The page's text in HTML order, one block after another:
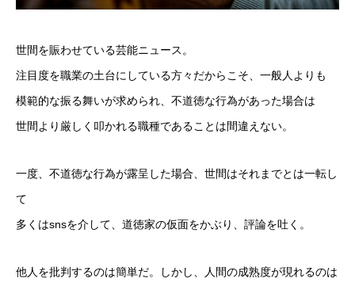
世間を賑わせている芸能ニュース。
注目度を職業の土台にしている方々だからこそ、一般人よりも
模範的な振る舞いが求められ、不道徳な行為があった場合は
世間より厳しく叩かれる職種であることは間違えない。
一度、不道徳な行為が露呈した場合、世間はそれまでとは一転し
て
多くはsnsを介して、道徳家の仮面をかぶり、評論を吐く。
他人を批判するのは簡単だ。しかし、人間の成熟度が現れるのは